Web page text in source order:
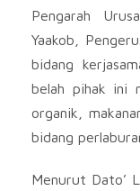
Pengarah
Yaakob,
bidang
belah pihak ini
organik,
bidang
Menurut Dato’